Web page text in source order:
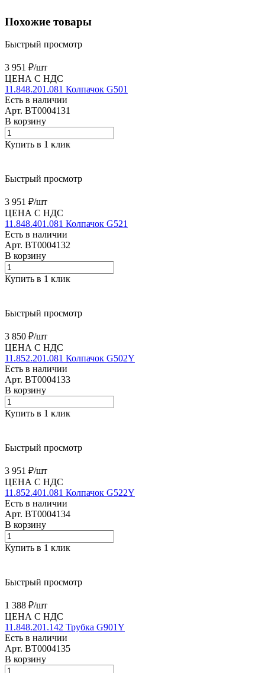
Похожие товары
Быстрый просмотр
3 951 ₽/шт
ЦЕНА С НДС
11.848.201.081 Колпачок G501
Есть в наличии
Арт. BT0004131
В корзину
Купить в 1 клик
Быстрый просмотр
3 951 ₽/шт
ЦЕНА С НДС
11.848.401.081 Колпачок G521
Есть в наличии
Арт. BT0004132
В корзину
Купить в 1 клик
Быстрый просмотр
3 850 ₽/шт
ЦЕНА С НДС
11.852.201.081 Колпачок G502Y
Есть в наличии
Арт. BT0004133
В корзину
Купить в 1 клик
Быстрый просмотр
3 951 ₽/шт
ЦЕНА С НДС
11.852.401.081 Колпачок G522Y
Есть в наличии
Арт. BT0004134
В корзину
Купить в 1 клик
Быстрый просмотр
1 388 ₽/шт
ЦЕНА С НДС
11.848.201.142 Трубка G901Y
Есть в наличии
Арт. BT0004135
В корзину